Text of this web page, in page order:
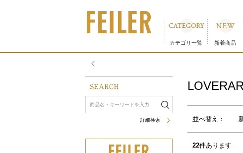
カテゴリ一覧 新着商品
並べ替え：
22件あります
詳細検索